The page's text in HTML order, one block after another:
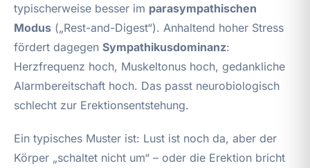
typischerweise besser im parasympathischen
Modus („Rest-and-Digest“). Anhaltend hoher Stress
fördert dagegen Sympathikusdominanz:
Herzfrequenz hoch, Muskeltonus hoch, gedankliche
Alarmbereitschaft hoch. Das passt neurobiologisch
schlecht zur Erektionsentstehung.
Ein typisches Muster ist: Lust ist noch da, aber der
Körper „schaltet nicht um“ – oder die Erektion bricht